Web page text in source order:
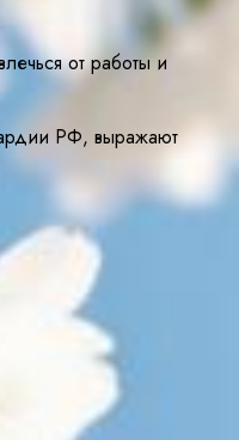
от работы и
РФ, выражают